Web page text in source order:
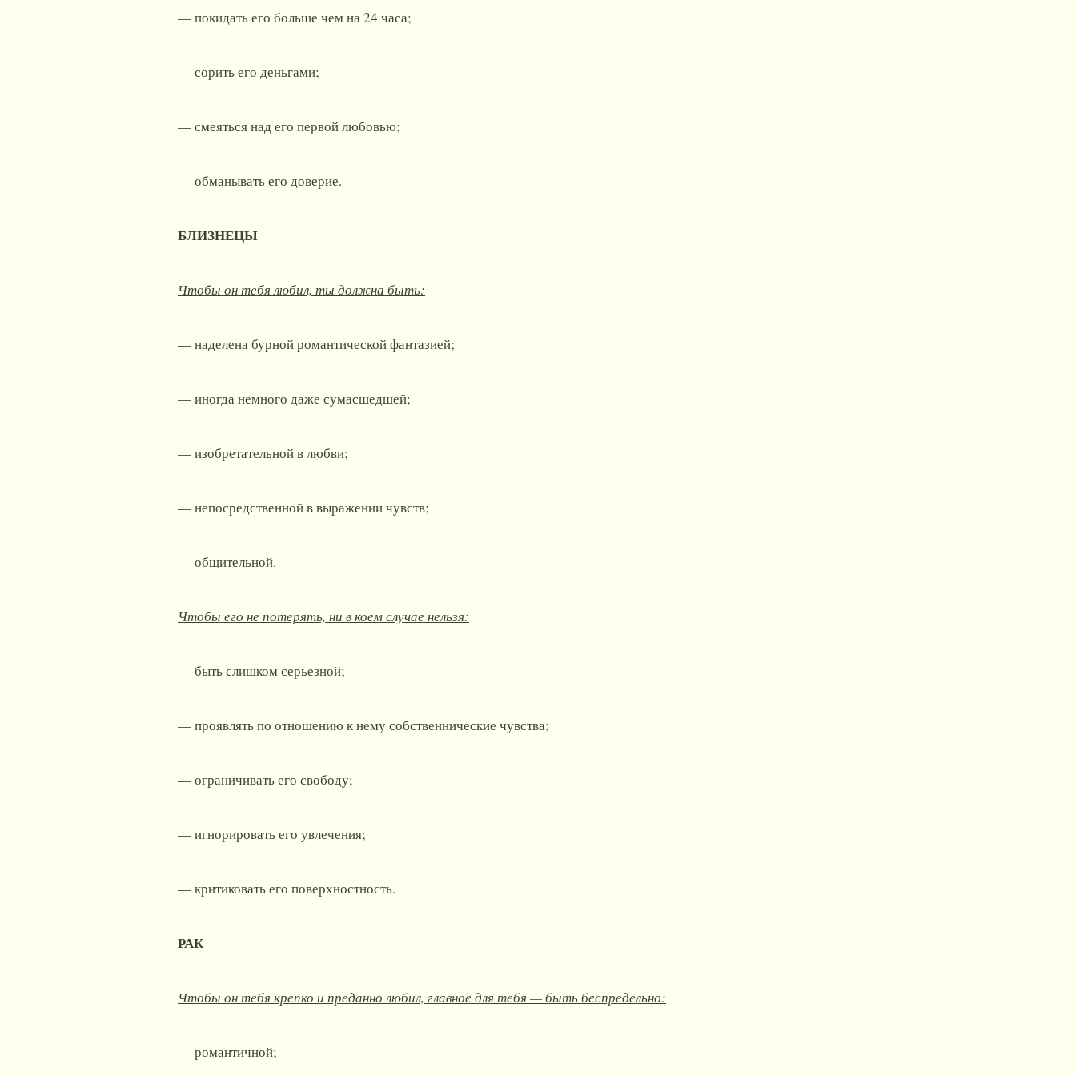
— покидать его больше чем на 24 часа;
— сорить его деньгами;
— смеяться над его первой любовью;
— обманывать его доверие.
БЛИЗНЕЦЫ
Чтобы он тебя любил, ты должна быть:
— наделена бурной романтической фантазией;
— иногда немного даже сумасшедшей;
— изобретательной в любви;
— непосредственной в выражении чувств;
— общительной.
Чтобы его не потерять, ни в коем случае нельзя:
— быть слишком серьезной;
— проявлять по отношению к нему собственнические чувства;
— ограничивать его свободу;
— игнорировать его увлечения;
— критиковать его поверхностность.
РАК
Чтобы он тебя крепко и преданно любил, главное для тебя — быть беспредельно:
— романтичной;